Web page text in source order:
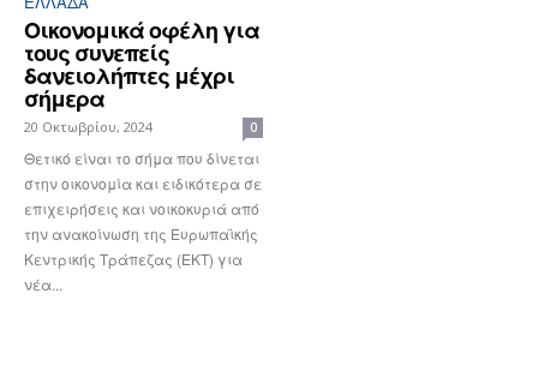
Οικονομικά οφέλη για
τους συνεπείς
δανειολήπτες μέχρι
σήμερα
20 Οκτωβρίου, 2024 0
Θετικό είναι το σήμα που δίνεται
στην οικονομία και ειδικότερα σε
επιχειρήσεις και νοικοκυριά από
την ανακοίνωση της Ευρωπαϊκής
Κεντρικής Τράπεζας (ΕΚΤ) για
νέα...